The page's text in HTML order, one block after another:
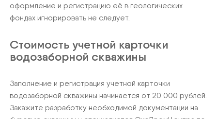
оформление и регистрацию её в геологических
фондах игнорировать не следует.
Стоимость учетной карточки
водозаборной скважины
Заполнение и регистрация учетной карточки
водозаборной скважины начинается от 20 000 рублей.
Закажите разработку необходимой документации на